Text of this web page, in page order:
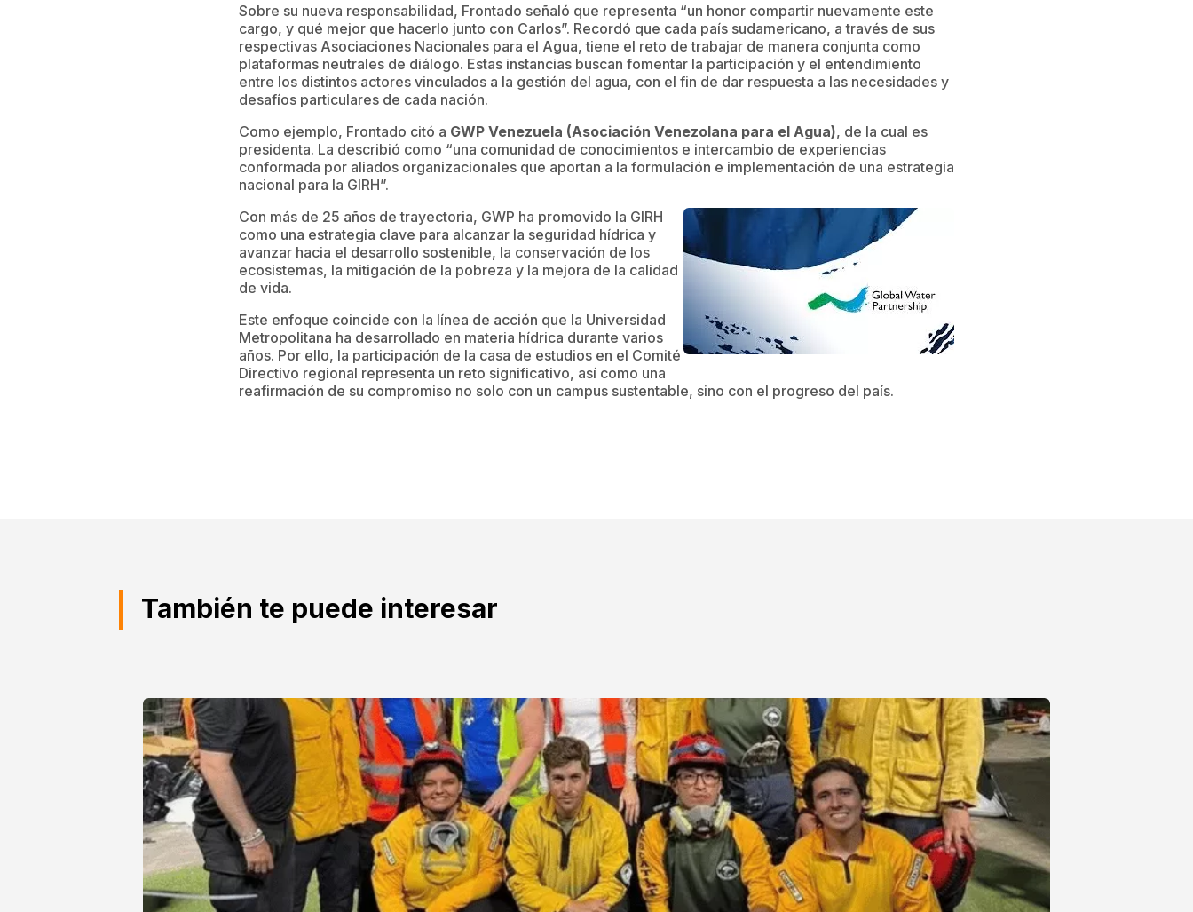
Sobre su nueva responsabilidad, Frontado señaló que representa “un honor compartir nuevamente este
cargo, y qué mejor que hacerlo junto con Carlos”. Recordó que cada país sudamericano, a través de sus
respectivas Asociaciones Nacionales para el Agua, tiene el reto de trabajar de manera conjunta como
plataformas neutrales de diálogo. Estas instancias buscan fomentar la participación y el entendimiento
entre los distintos actores vinculados a la gestión del agua, con el fin de dar respuesta a las necesidades y
desafíos particulares de cada nación.
Como ejemplo, Frontado citó a GWP Venezuela (Asociación Venezolana para el Agua), de la cual es
presidenta. La describió como “una comunidad de conocimientos e intercambio de experiencias
conformada por aliados organizacionales que aportan a la formulación e implementación de una estrategia
nacional para la GIRH”.
Con más de 25 años de trayectoria, GWP ha promovido la GIRH
como una estrategia clave para alcanzar la seguridad hídrica y
avanzar hacia el desarrollo sostenible, la conservación de los
ecosistemas, la mitigación de la pobreza y la mejora de la calidad
de vida.
Este enfoque coincide con la línea de acción que la Universidad
Metropolitana ha desarrollado en materia hídrica durante varios
años. Por ello, la participación de la casa de estudios en el Comité
Directivo regional representa un reto significativo, así como una
reafirmación de su compromiso no solo con un campus sustentable, sino con el progreso del país.
También te puede interesar